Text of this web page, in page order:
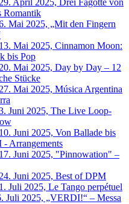
Romantik
Mai 2025, „Mit den Fingern
Mai 2025, Cinnamon Moon:
bis Pop
Mai 2025, Day by Day – 12
Stücke
Mai 2025, Música Argentina
Juni 2025, The Live Loop-
Juni 2025, Von Ballade bis
Arrangements
Juni 2025, "Pinnowation" –
Juni 2025, Best of DPM
Juli 2025, Le Tango perpétuel
Juli 2025, „VERDI!“ – Messa